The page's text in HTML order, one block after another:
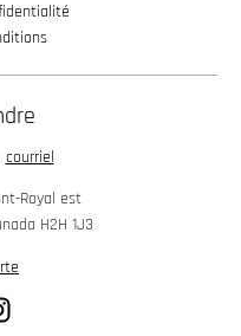
courriel
Royal est
H2H 1J3